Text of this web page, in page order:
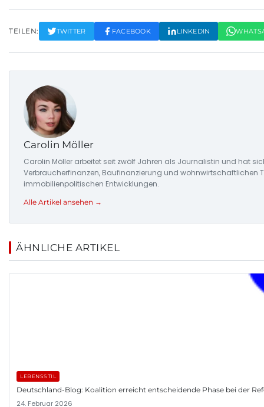
TEILEN: TWITTER FACEBOOK LINKEDIN
Carolin Möller
Carolin Möller arbeitet seit zwölf Jahren als Journalistin und hat
Verbraucherfinanzen, Baufinanzierung und wohnwirtschaftlichen
immobilienpolitischen Entwicklungen.
Alle Artikel ansehen →
ÄHNLICHE ARTIKEL
LEBENSSTIL
Deutschland-Blog: Koalition erreicht entscheidende Phase bei der
24. Februar 2026